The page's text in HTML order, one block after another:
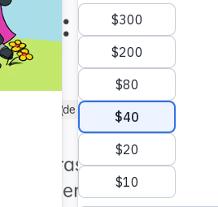
Conozcan
(de 5 a 6)
Preescolar (de 3 a 5)
en que una niña
sanos.